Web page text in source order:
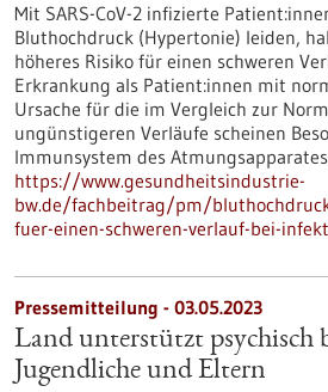
Mit SARS-CoV-2 infizierte
Bluthochdruck (Hypertonie) leiden,
höheres Risiko für einen schweren
Erkrankung als Patient:innen mit
Ursache für die im Vergleich zur
ungünstigeren Verläufe scheinen
Immunsystem des
https://www.gesundheitsindustrie-
bw.de/fachbeitrag/pm/
fuer-einen-schweren-verlauf-bei-
Pressemitteilung - 03.05.2023
Land unterstützt psychisch
Jugendliche und Eltern